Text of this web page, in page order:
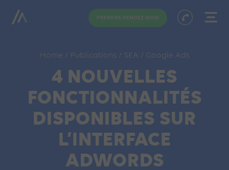
PRENDRE RENDEZ-VOUS
Home / Publications / SEA / Google Ads
4 NOUVELLES
FONCTIONNALITÉS
DISPONIBLES SUR
L’INTERFACE
ADWORDS